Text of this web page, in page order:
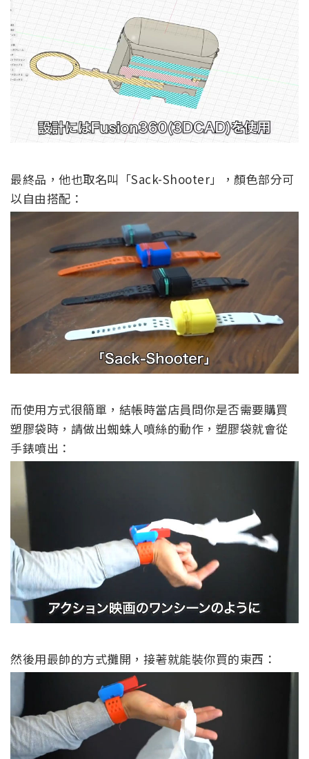
最終品，他也取名叫「Sack-Shooter」，顏色部分可
以自由搭配：
而使用方式很簡單，結帳時當店員問你是否需要購買
塑膠袋時，請做出蜘蛛人噴絲的動作，塑膠袋就會從
手錶噴出：
然後用最帥的方式攤開，接著就能裝你買的東西：